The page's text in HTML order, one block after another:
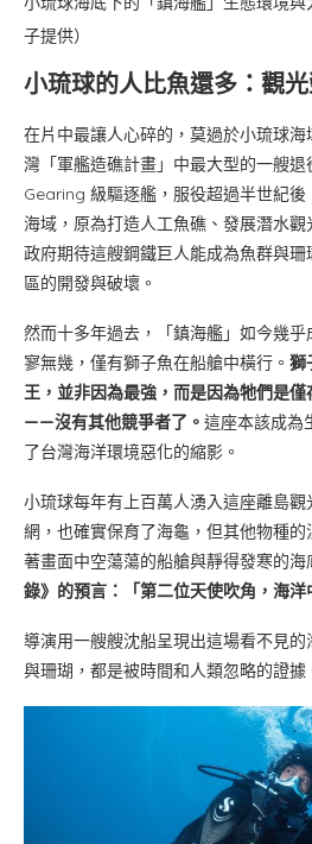
子提供）
小琉球的人比魚還多：觀
在片中最讓人心碎的，莫過於小琉球
灣「軍艦造礁計畫」中最大型的一艘
Gearing 級驅逐艦，服役超過半世紀
海域，原為打造人工魚礁、發展潛水觀
政府期待這艘鋼鐵巨人能成為魚群與
區的開發與破壞。
然而十多年過去，「鎮海艦」如今幾
寥無幾，僅有獅子魚在船艙中橫行。 獅
王，並非因為最強，而是因為牠們是
——沒有其他競爭者了。 這座本該成為
了台灣海洋環境惡化的縮影。
小琉球每年有上百萬人湧入這座離島
網，也確實保育了海龜，但其他物種
著畫面中空蕩蕩的船艙與靜得發寒的
錄》的預言：「第二位天使吹角，海洋
導演用一艘艘沈船呈現出這場看不見
與珊瑚，都是被時間和人類忽略的證據